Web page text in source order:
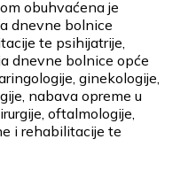
obuhvaćena je
dnevne bolnice
te psihijatrije,
dnevne bolnice opće
ginekologije,
nabava opreme u
oftalmologije,
i rehabilitacije te